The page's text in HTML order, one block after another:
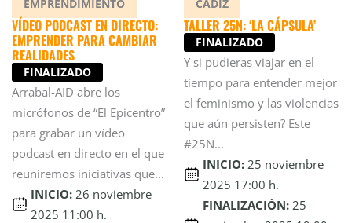
EMPRENDIMIENTO
VÍDEO PODCAST EN DIRECTO:
EMPRENDER PARA CAMBIAR
REALIDADES
FINALIZADO
Arrabal-AID abre los
micrófonos de “El Epicentro”
para grabar un vídeo
podcast en directo en el que
reuniremos iniciativas que...
INICIO: 26 noviembre
2025 11:00 h.
CÁDIZ
TALLER 25N: ‘LA CÁPSULA’
FINALIZADO
Y si pudieras viajar en el
tiempo para entender mejor
el feminismo y las violencias
que aún persisten? Este
#25N...
INICIO: 25 noviembre
2025 17:00 h.
FINALIZACIÓN: 25